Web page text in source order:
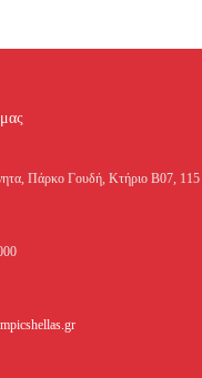
Πάρκο Γουδή, Κτήριο Β07,